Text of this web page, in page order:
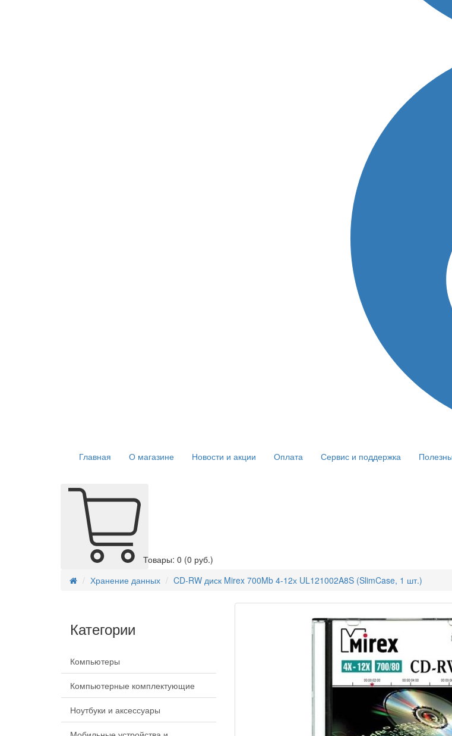
Главная О магазине Новости и акции Оплата Сервис и поддержка
Товары: 0 (0 руб.)
Хранение данных
CD-RW диск Mirex 700Mb 4-12х UL121002A8S (SlimCase, 1 шт.)
Категории
Компьютеры
Компьютерные комплектующие
Ноутбуки и аксессуары